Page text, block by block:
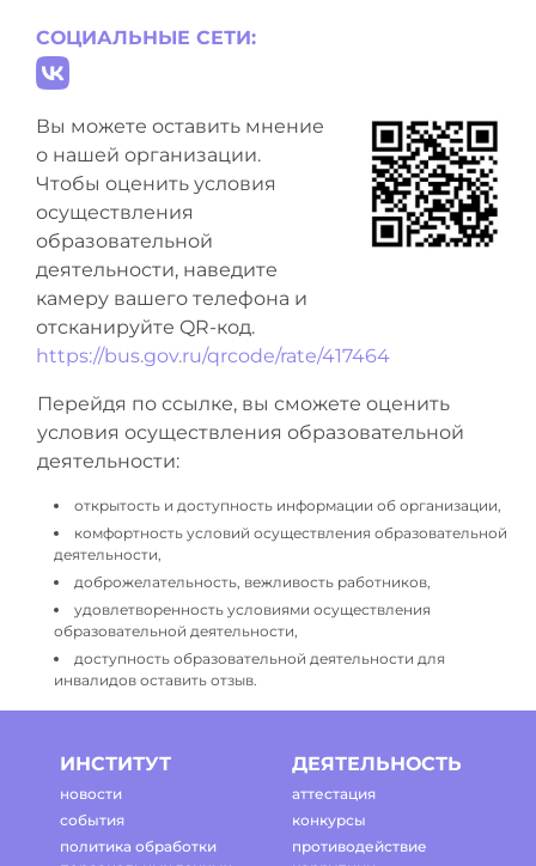
СОЦИАЛЬНЫЕ СЕТИ:
Вы можете оставить мнение
о нашей организации.
Чтобы оценить условия
осуществления
образовательной
деятельности, наведите
камеру вашего телефона и
отсканируйте QR-код.
https://bus.gov.ru/qrcode/rate/417464
Перейдя по ссылке, вы сможете оценить
условия осуществления образовательной
деятельности:
открытость и доступность информации об организации,
комфортность условий осуществления образовательной
деятельности,
доброжелательность, вежливость работников,
удовлетворенность условиями осуществления
образовательной деятельности,
доступность образовательной деятельности для
инвалидов оставить отзыв.
ИНСТИТУТ
новости
события
политика обработки
ДЕЯТЕЛЬНОСТЬ
аттестация
конкурсы
противодействие